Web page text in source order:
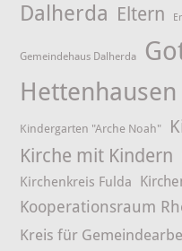
Dalherda Eltern
Gemeindehaus Dalherda
Hettenhausen
Kindergarten "Arche Noah"
Kirche mit Kindern
Kirchenkreis Fulda
Kooperationsraum
Kreis für